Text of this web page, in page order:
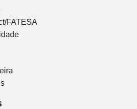
FATESA